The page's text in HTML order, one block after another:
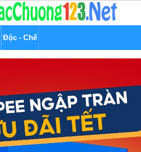
Độc - Chế